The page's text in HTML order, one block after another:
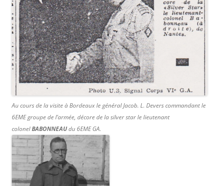
Au cours de la visite à Bordeaux le général Jacob. L. Devers commandant le
6EME groupe de l’armée, décore de la silver star le lieutenant
colonelBABONNEAUdu 6EME GA.